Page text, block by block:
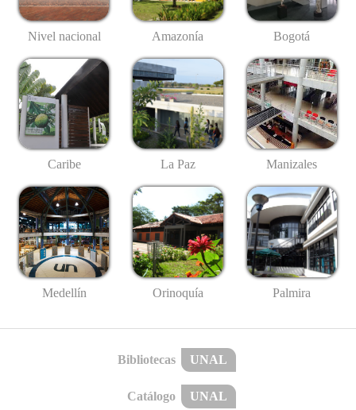
Nivel nacional Amazonía Bogotá
Caribe La Paz Manizales
Medellín Orinoquía Palmira
Bibliotecas UNAL
Catálogo UNAL